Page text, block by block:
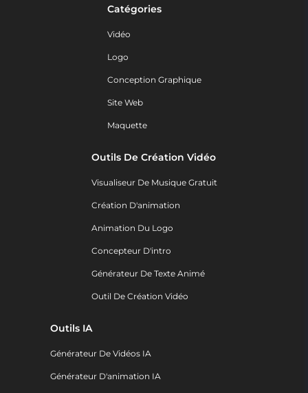
Catégories
Vidéo
Logo
Conception Graphique
Site Web
Maquette
Outils De Création Vidéo
Visualiseur De Musique Gratuit
Création D'animation
Animation Du Logo
Concepteur D'intro
Générateur De Texte Animé
Outil De Création Vidéo
Outils IA
Générateur De Vidéos IA
Générateur D'animation IA